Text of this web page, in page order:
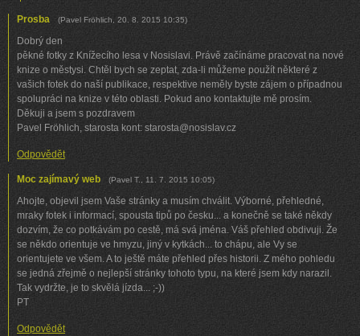
Prosba (Pavel Fröhlich 20. 8. 2015 10:35)
Dobrý den
pěkné fotky z Knížecího lesa v Nosislavi. Právě začínáme pracovat na nové
knize o městysi. Chtěl bych se zeptat, zda-li můžeme použít některé z
vašich fotek do naší publikace, respektive neměly byste zájem o případnou
spolupráci na knize v této oblasti. Pokud ano kontaktujte mě prosím.
Děkuji a jsem s pozdravem
Pavel Fröhlich, starosta kont: starosta@nosislav.cz
Odpovědět
Moc zajímavý web (Pavel T. 11. 7. 2015 10:05)
Ahojte, objevil jsem Vaše stránky a musím chválit. Výborné, přehledné,
mraky fotek i informací, spousta tipů po česku... a konečně se také někdy
dozvím, že co potkávám po cestě, má svá jména. Váš přehled obdivuji. Že
se někdo orientuje ve hmyzu, jiný v kytkách... to chápu, ale Vy se
orientujete ve všem. A to ještě máte přehled přes historii. Z mého pohledu
se jedná zřejmě o nejlepší stránky tohoto typu, na které jsem kdy narazil.
Tak vydržte, je to skvělá jízda... ;-))
PT
Odpovědět